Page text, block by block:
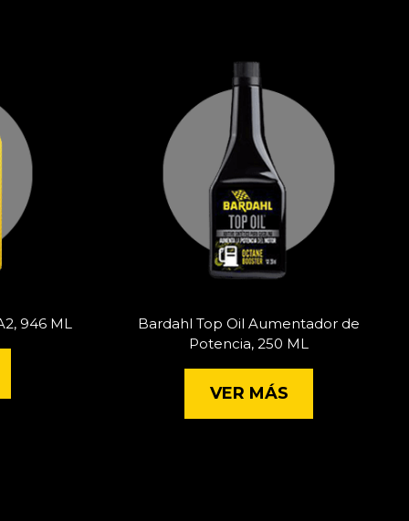
946 ML
Bardahl Top Oil Aumentador de
Potencia, 250 ML
VER MÁS